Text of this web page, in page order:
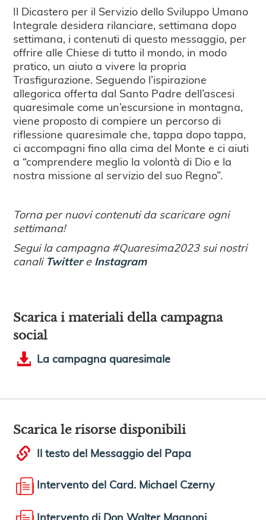
Il Dicastero per il Servizio dello Sviluppo Umano
Integrale desidera rilanciare, settimana dopo
settimana, i contenuti di questo messaggio, per
offrire alle Chiese di tutto il mondo, in modo
pratico, un aiuto a vivere la propria
Trasfigurazione. Seguendo l’ispirazione
allegorica offerta dal Santo Padre dell’ascesi
quaresimale come un’escursione in montagna,
viene proposto di compiere un percorso di
riflessione quaresimale che, tappa dopo tappa,
ci accompagni fino alla cima del Monte e ci aiuti
a “comprendere meglio la volontà di Dio e la
nostra missione al servizio del suo Regno”.
Torna per nuovi contenuti da scaricare ogni
settimana!
Segui la campagna #Quaresima2023 sui nostri
canali Twittere Instagram
Scarica i materiali della campagna
social
La campagna quaresimale
Scarica le risorse disponibili
Il testo del Messaggio del Papa
Intervento del Card. Michael Czerny
Intervento di Don Walter Magnoni